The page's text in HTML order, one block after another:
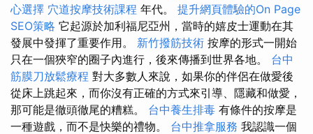
心選擇 穴道按摩技術課程 年代。 提升網頁體驗的On Page
SEO策略 它起源於加利福尼亞州，當時的嬉皮士運動在其
發展中發揮了重要作用。 新竹撥筋技術 按摩的形式一開始
只在一個狹窄的圈子內進行，後來傳播到世界各地。 台中
筋膜刀放鬆療程 對大多數人來說，如果你的伴侶在做愛後
從床上跳起來，而你沒有正確的方式來引導、隱藏和做愛，
那可能是徹頭徹尾的糟糕。 台中養生排毒 有條件的按摩是
一種遊戲，而不是快樂的禮物。 台中推拿服務 我認識一個